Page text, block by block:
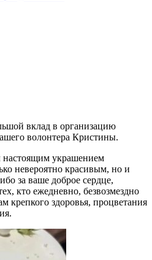
вклад в организацию
волонтера Кристины.
настоящим украшением
невероятно красивым, но и
за ваше доброе сердце,
кто ежедневно, безвозмездно
крепкого здоровья, процветания